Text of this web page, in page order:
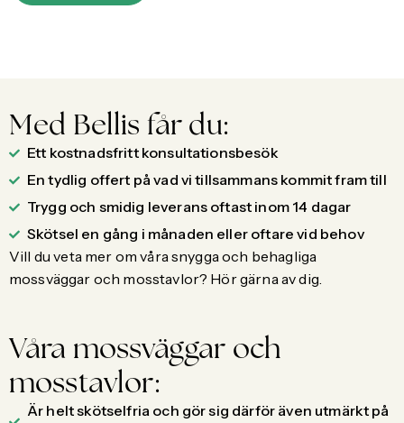
Våra mossväggar och
mosstavlor:
Är helt skötselfria och gör sig därför även utmärkt på
Med Bellis får du:
Ett kostnadsfritt konsultationsbesök
En tydlig offert på vad vi tillsammans kommit fram till
Trygg och smidig leverans oftast inom 14 dagar
Skötsel en gång i månaden eller oftare vid behov
Vill du veta mer om våra snygga och behagliga
mossväggar och mosstavlor? Hör gärna av dig.